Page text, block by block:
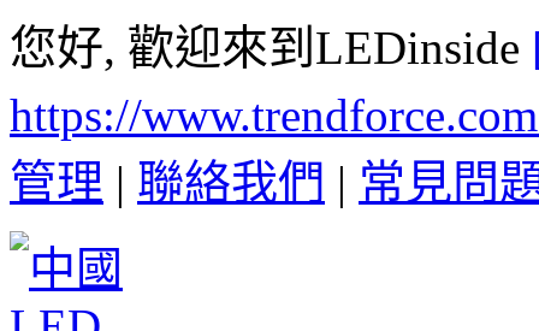
您好, 歡迎來到LEDinside
https://
管理 | 聯絡我們 | 常見問